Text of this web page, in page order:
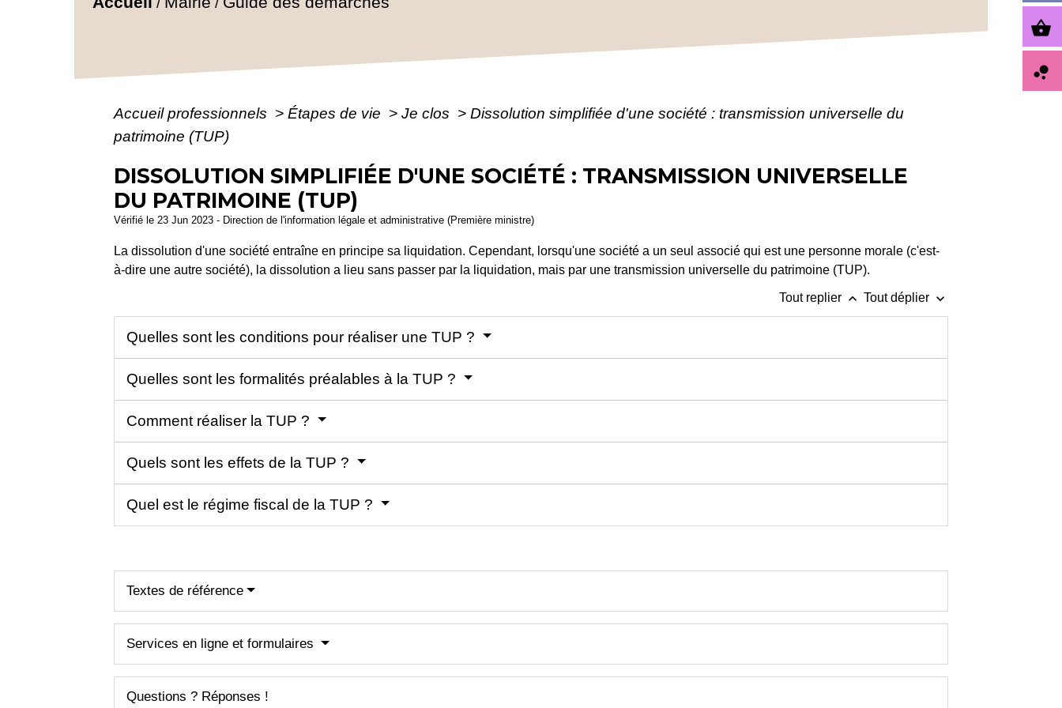
Accueil professionnels > Étapes de vie > Je clos > Dissolution simplifiée d'une société : transmission universelle du
patrimoine (TUP)
DISSOLUTION SIMPLIFIÉE D'UNE SOCIÉTÉ : TRANSMISSION UNIVERSELLE
DU PATRIMOINE (TUP)
Vérifié le 23 Jun 2023 - Direction de l'information légale et administrative (Première ministre)
La dissolution d'une société entraîne en principe sa liquidation. Cependant, lorsqu'une société a un seul associé qui est une personne morale (c'est-
à-dire une autre société), la dissolution a lieu sans passer par la liquidation, mais par une transmission universelle du patrimoine (TUP).
Tout replier keyboard_arrow_up Tout déplier keyboard_arrow_down
Quelles sont les conditions pour réaliser une TUP ?
Quelles sont les formalités préalables à la TUP ?
Comment réaliser la TUP ?
Quels sont les effets de la TUP ?
Quel est le régime fiscal de la TUP ?
Textes de référence
Services en ligne et formulaires
Questions ? Réponses !
shopping_basket
bubble_chart